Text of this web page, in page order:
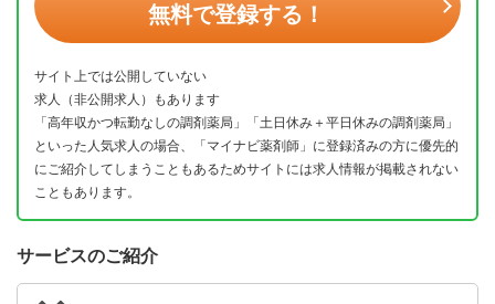
無料で登録する！
サイト上では公開していない
求人（非公開求人）もあります
「高年収かつ転勤なしの調剤薬局」「土日休み＋平日休みの調剤薬局」
といった人気求人の場合、「マイナビ薬剤師」に登録済みの方に優先的
にご紹介してしまうこともあるためサイトには求人情報が掲載されない
こともあります。
サービスのご紹介